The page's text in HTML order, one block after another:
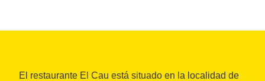
El restaurante El Cau está situado en la localidad de